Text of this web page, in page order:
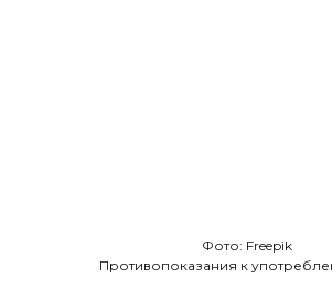
Фото: Freepik
Противопоказания к